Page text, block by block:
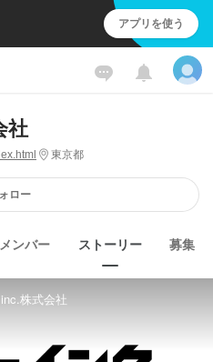
アプリを使う
社
東京都
ロー
メンバー ストーリー 募集
株式会社